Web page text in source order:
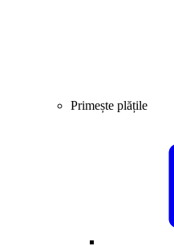
Primește plățile